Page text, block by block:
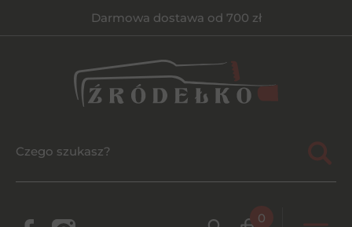
Darmowa dostawa od 700 zł
0